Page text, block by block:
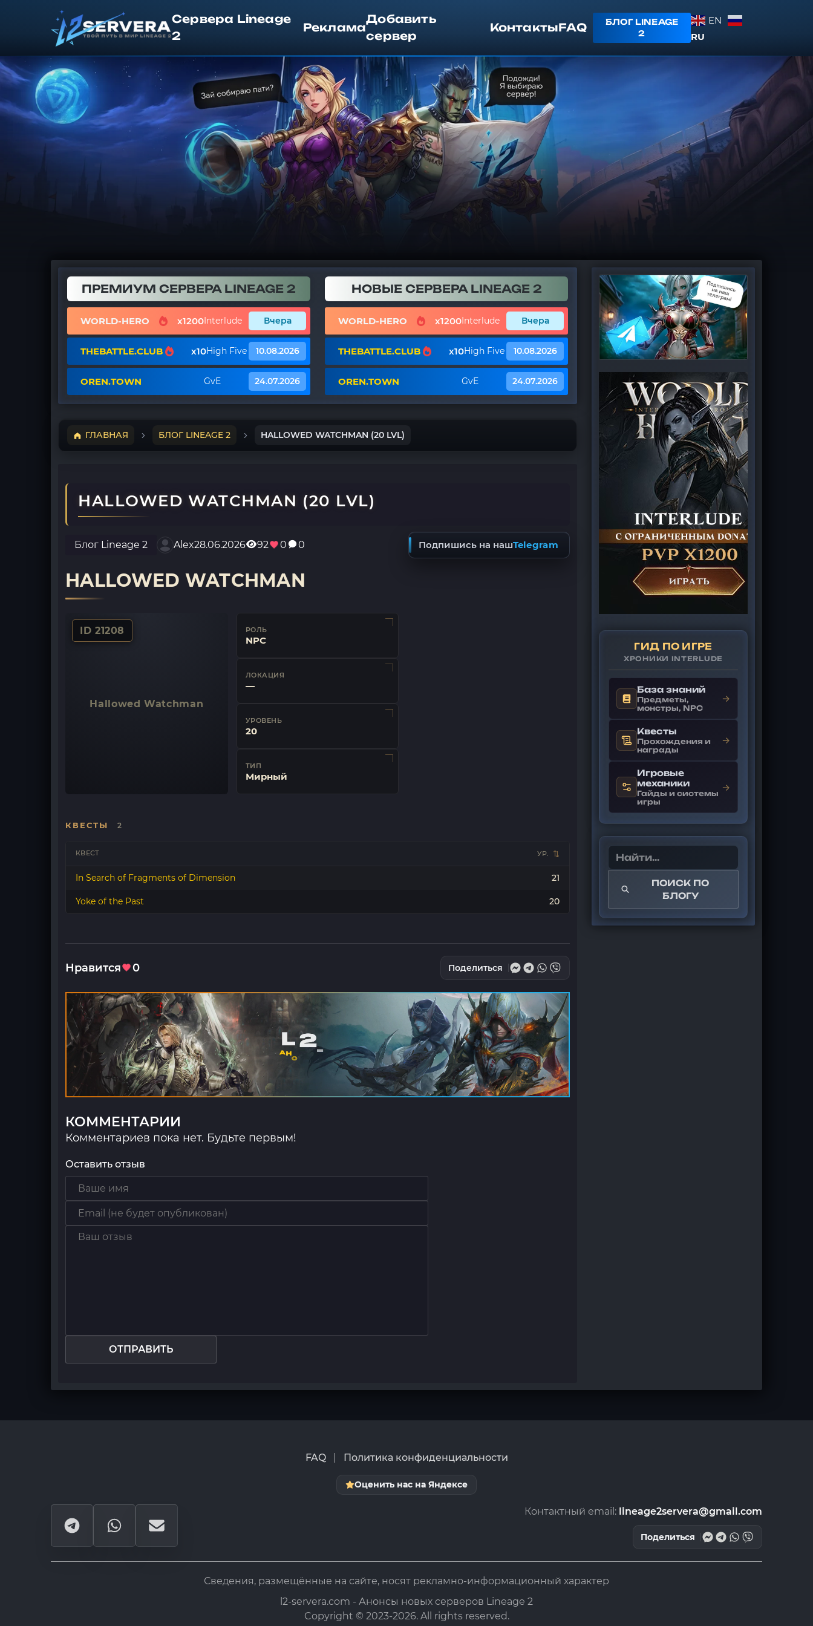
Сервера Lineage
2
Реклама
Добавить
сервер
КонтактыFAQ
БЛОГ LINEAGE
2
EN
RU
ПРЕМИУМ СЕРВЕРА LINEAGE 2
WORLD-HERO x1200Interlude Вчера
THEBATTLE.CLUB x10High Five 10.08.2026
OREN.TOWN GvE 24.07.2026
НОВЫЕ СЕРВЕРА LINEAGE 2
WORLD-HERO x1200Interlude Вчера
THEBATTLE.CLUB x10High Five 10.08.2026
OREN.TOWN GvE 24.07.2026
ГЛАВНАЯ БЛОГ LINEAGE 2 HALLOWED WATCHMAN (20 LVL)
HALLOWED WATCHMAN (20 LVL)
Блог Lineage 2 Alex28.06.2026 92 0 0 Подпишись на нашTelegram
HALLOWED WATCHMAN
ID 21208
Hallowed Watchman
РОЛЬ
NPC
ЛОКАЦИЯ
—
УРОВЕНЬ
20
ТИП
Мирный
КВЕСТЫ 2
КВЕСТ УР.
In Search of Fragments of Dimension 21
Yoke of the Past 20
Нравится 0 Поделиться
КОММЕНТАРИИ
Комментариев пока нет. Будьте первым!
Оставить отзыв
ОТПРАВИТЬ
ГИД ПО ИГРЕ
ХРОНИКИ INTERLUDE
База знаний
Предметы,
монстры, NPC
→
Квесты
Прохождения и
награды
→
Игровые
механики
Гайды и системы
игры
→
ПОИСК ПО
БЛОГУ
FAQ Политика конфиденциальности
Оценить нас на Яндексе
Контактный email: lineage2servera@gmail.com
Поделиться
Сведения, размещённые на сайте, носят рекламно-информационный характер
l2-servera.com - Анонсы новых серверов Lineage 2
Copyright © 2023-2026. All rights reserved.